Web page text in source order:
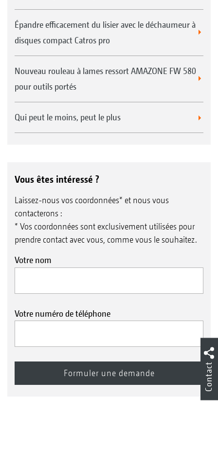
Épandre efficacement du lisier avec le déchaumeur à
disques compact Catros pro
Nouveau rouleau à lames ressort AMAZONE FW 580
pour outils portés
Qui peut le moins, peut le plus
Vous êtes intéressé ?
Laissez-nous vos coordonnées* et nous vous
contacterons :
* Vos coordonnées sont exclusivement utilisées pour
prendre contact avec vous, comme vous le souhaitez.
Votre nom
Votre numéro de téléphone
Contact